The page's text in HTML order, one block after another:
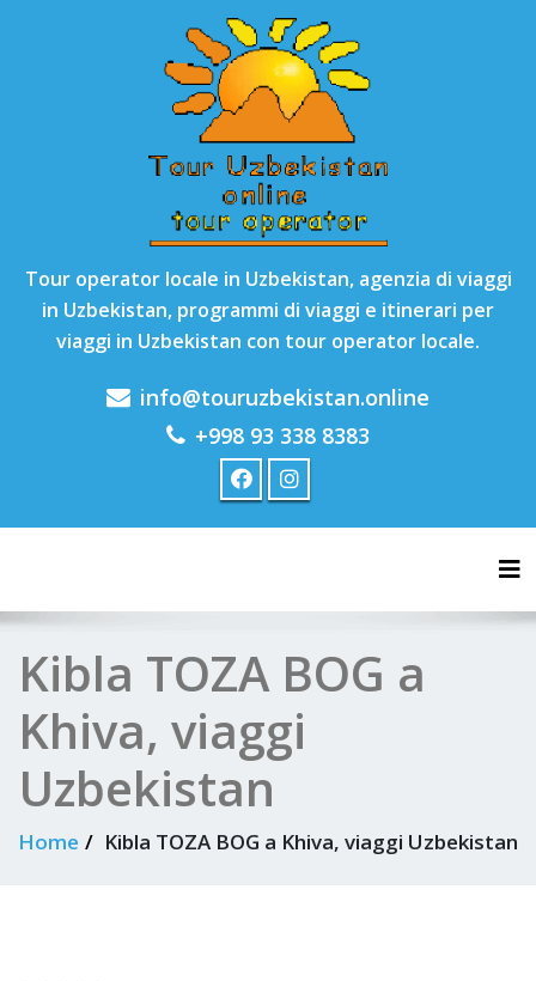
Tour operator locale in Uzbekistan, agenzia di viaggi
in Uzbekistan, programmi di viaggi e itinerari per
viaggi in Uzbekistan con tour operator locale.
info@touruzbekistan.online
+998 93 338 8383
Kibla TOZA BOG a
Khiva, viaggi
Uzbekistan
Home Kibla TOZA BOG a Khiva, viaggi Uzbekistan